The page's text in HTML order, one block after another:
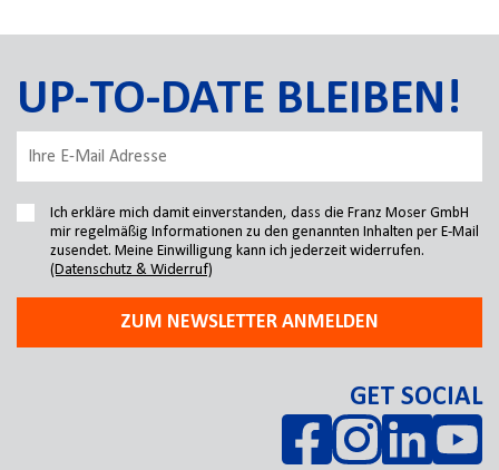
UP-TO-DATE BLEIBEN!
Ich erkläre mich damit einverstanden, dass die Franz Moser GmbH
mir regelmäßig Informationen zu den genannten Inhalten per E-Mail
zusendet. Meine Einwilligung kann ich jederzeit widerrufen.
(Datenschutz & Widerruf)
ZUM NEWSLETTER ANMELDEN
GET SOCIAL